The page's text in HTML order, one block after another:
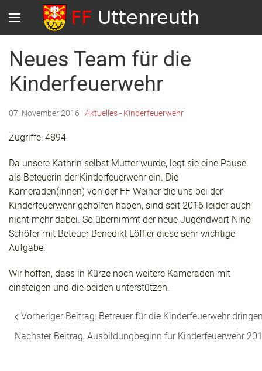
Neues Team für die
Kinderfeuerwehr
07. November 2016 | Aktuelles - Kinderfeuerwehr
Zugriffe: 4894
Da unsere Kathrin selbst Mutter wurde, legt sie eine Pause
als Beteuerin der Kinderfeuerwehr ein. Die
Kameraden(innen) von der FF Weiher die uns bei der
Kinderfeuerwehr geholfen haben, sind seit 2016 leider auch
nicht mehr dabei. So übernimmt der neue Jugendwart Nino
Schöfer mit Beteuer Benedikt Löffler diese sehr wichtige
Aufgabe.
Wir hoffen, dass in Kürze noch weitere Kameraden mit
einsteigen und die beiden unterstützen.
Vorheriger Beitrag: Betreuer für die Kinderfeuerwehr
Nächster Beitrag: Ausbildungbeginn für Kinderfeuerwehr